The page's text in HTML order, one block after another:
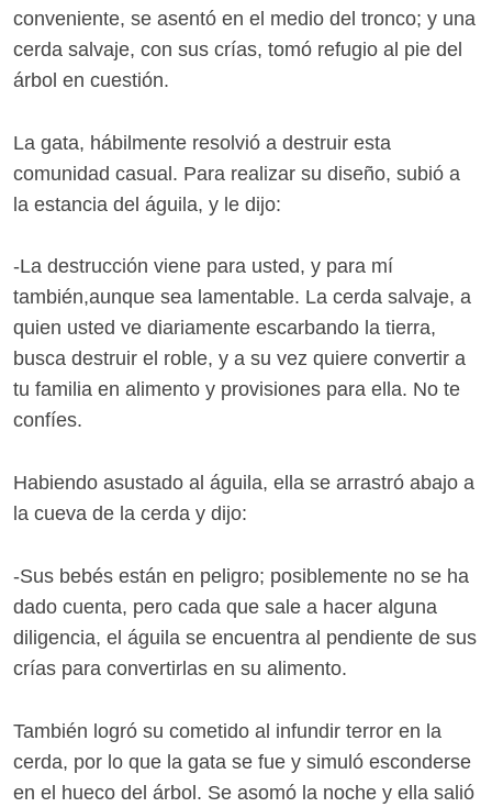
conveniente, se asentó en el medio del tronco; y una
cerda salvaje, con sus crías, tomó refugio al pie del
árbol en cuestión.
La gata, hábilmente resolvió a destruir esta
comunidad casual. Para realizar su diseño, subió a
la estancia del águila, y le dijo:
-La destrucción viene para usted, y para mí
también,aunque sea lamentable. La cerda salvaje, a
quien usted ve diariamente escarbando la tierra,
busca destruir el roble, y a su vez quiere convertir a
tu familia en alimento y provisiones para ella. No te
confíes.
Habiendo asustado al águila, ella se arrastró abajo a
la cueva de la cerda y dijo:
-Sus bebés están en peligro; posiblemente no se ha
dado cuenta, pero cada que sale a hacer alguna
diligencia, el águila se encuentra al pendiente de sus
crías para convertirlas en su alimento.
También logró su cometido al infundir terror en la
cerda, por lo que la gata se fue y simuló esconderse
en el hueco del árbol. Se asomó la noche y ella salió